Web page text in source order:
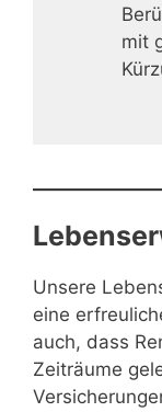
mit
Unsere
eine
auch, dass
Zeiträume